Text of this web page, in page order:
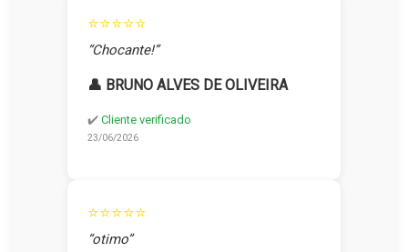
⭐⭐⭐⭐⭐
“Chocante!”
👤 BRUNO ALVES DE OLIVEIRA
✔️ Cliente verificado
23/06/2026
⭐⭐⭐⭐⭐
“otimo”